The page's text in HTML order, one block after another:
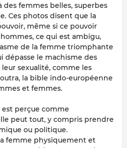
femmes belles, superbes
Ces photos disent que la
même si ce pouvoir
ce qui est ambigu,
de la femme triomphante
dépasse le machisme des
sexualité, comme les
la bible indo-européenne
et femmes.
perçue comme
peut tout, y compris prendre
ou politique.
femme physiquement et